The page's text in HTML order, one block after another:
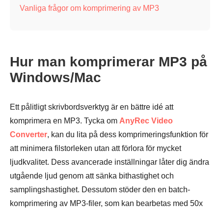
Vanliga frågor om komprimering av MP3
Hur man komprimerar MP3 på
Windows/Mac
Ett pålitligt skrivbordsverktyg är en bättre idé att
komprimera en MP3. Tycka om AnyRec Video
Converter, kan du lita på dess komprimeringsfunktion för
att minimera filstorleken utan att förlora för mycket
ljudkvalitet. Dess avancerade inställningar låter dig ändra
utgående ljud genom att sänka bithastighet och
samplingshastighet. Dessutom stöder den en batch-
komprimering av MP3-filer, som kan bearbetas med 50x